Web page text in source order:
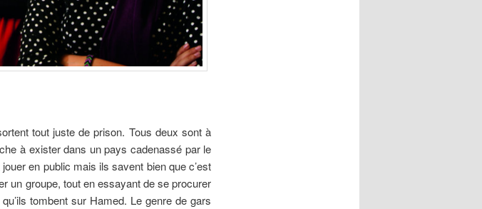
tout juste de prison. Tous deux sont à
à exister dans un pays cadenassé par le
en public mais ils savent bien que c’est
un groupe, tout en essayant de se procurer
tombent sur Hamed. Le genre de gars